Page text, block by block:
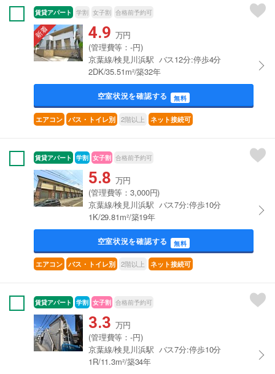
賃貸アパート 学割 女子割 合格前予約可
4.9 万円
(管理費等：-円)
京葉線/検見川浜駅 バス12分:停歩4分
2DK/35.51m²/築32年
空室状況を確認する 無料
エアコン バス・トイレ別 2階以上 ネット接続可
賃貸アパート 学割 女子割 合格前予約可
5.8 万円
(管理費等：3,000円)
京葉線/検見川浜駅 バス7分:停歩10分
1K/29.81m²/築19年
空室状況を確認する 無料
エアコン バス・トイレ別 2階以上 ネット接続可
賃貸アパート 学割 女子割 合格前予約可
3.3 万円
(管理費等：-円)
京葉線/検見川浜駅 バス7分:停歩10分
1R/11.3m²/築34年